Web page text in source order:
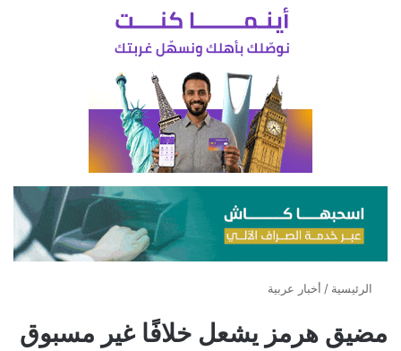
الرئيسية / أخبار عربية
مضيق هرمز يشعل خلافًا غير مسبوق